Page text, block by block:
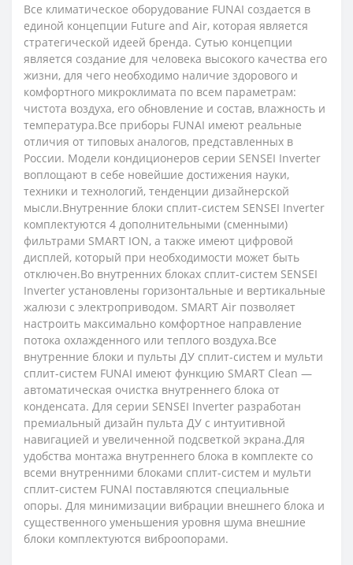
Все климатическое оборудование FUNAI создается в
единой концепции Future and Air, которая является
стратегической идеей бренда. Сутью концепции
является создание для человека высокого качества его
жизни, для чего необходимо наличие здорового и
комфортного микроклимата по всем параметрам:
чистота воздуха, его обновление и состав, влажность и
температура.Все приборы FUNAI имеют реальные
отличия от типовых аналогов, представленных в
России. Модели кондиционеров серии SENSEI Inverter
воплощают в себе новейшие достижения науки,
техники и технологий, тенденции дизайнерской
мысли.Внутренние блоки сплит-систем SENSEI Inverter
комплектуются 4 дополнительными (сменными)
фильтрами SMART ION, а также имеют цифровой
дисплей, который при необходимости может быть
отключен.Во внутренних блоках сплит-систем SENSEI
Inverter установлены горизонтальные и вертикальные
жалюзи с электроприводом. SMART Air позволяет
настроить максимально комфортное направление
потока охлажденного или теплого воздуха.Все
внутренние блоки и пульты ДУ сплит-систем и мульти
сплит-систем FUNAI имеют функцию SMART Clean —
автоматическая очистка внутреннего блока от
конденсата. Для серии SENSEI Inverter разработан
премиальный дизайн пульта ДУ с интуитивной
навигацией и увеличенной подсветкой экрана.Для
удобства монтажа внутреннего блока в комплекте со
всеми внутренними блоками сплит-систем и мульти
сплит-систем FUNAI поставляются специальные
опоры. Для минимизации вибрации внешнего блока и
существенного уменьшения уровня шума внешние
блоки комплектуются виброопорами.